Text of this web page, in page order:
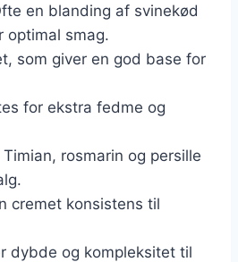
en blanding af svinekød
optimal smag.
som giver en god base for
for ekstra fedme og
Timian, rosmarin og persille
cremet konsistens til
dybde og kompleksitet til